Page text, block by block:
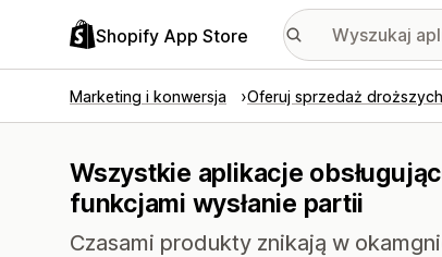
Shopify App Store
Marketing i konwersja Oferuj sprzedaż
Wszystkie aplikacje
funkcjami wysłanie partii
Czasami produkty znikają w